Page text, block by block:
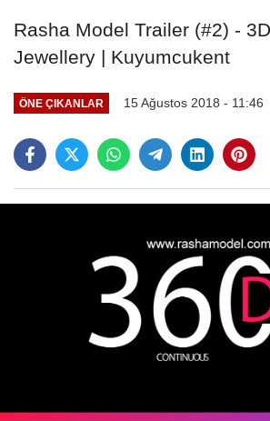
Rasha Model Trailer (#2) -
Jewellery | Kuyumcukent
ÖNE ÇIKANLAR 15 Ağustos 2018 - 11:46